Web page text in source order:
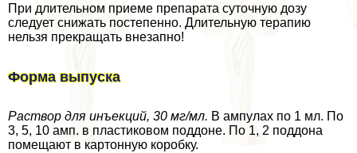
При длительном приеме препарата суточную дозу
следует снижать постепенно. Длительную терапию
нельзя прекращать внезапно!
Форма выпуска
Раствор для инъекций, 30 мг/мл. В ампулах по 1 мл. По
3, 5, 10 амп. в пластиковом поддоне. По 1, 2 поддона
помещают в картонную коробку.